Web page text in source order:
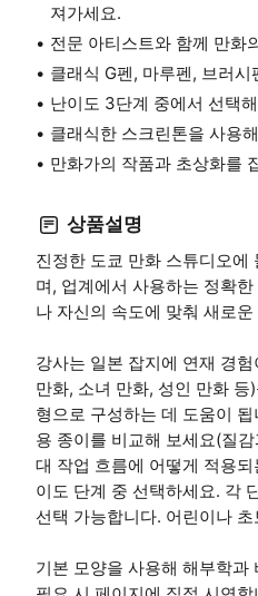
져가세요.
전문 아티스트와 함께 만화
클래식 G펜, 마루펜, 브러
난이도 3단계 중에서 선택
클래식한 스크린톤을 사용
만화가의 작품과 초상화를
상품설명
진정한 도쿄 만화 스튜디오
며, 업계에서 사용하는 정확
나 자신의 속도에 맞춰 새로
강사는 일본 잡지에 연재 경
만화, 소녀 만화, 성인 만화
형으로 구성하는 데 도움이
용 종이를 비교해 보세요(질
대 작업 흐름에 어떻게 적용
이도 단계 중 선택하세요. 각
선택 가능합니다. 어린이나
기본 모양을 사용해 해부학